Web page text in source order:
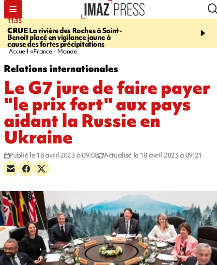
11:35
CRUELa rivière des Roches à Saint-
Benoit placé en vigilance jaune à
cause des fortes précipitations
11:57
Le
Papang a repris du
Accueil France - Monde
Relations internationales
Le G7 jure de faire payer
"le prix fort" aux pays
aidant la Russie en
Ukraine
Publié le 18 avril 2023 à 09:08 Actualisé le 18 avril 2023 à 09:21